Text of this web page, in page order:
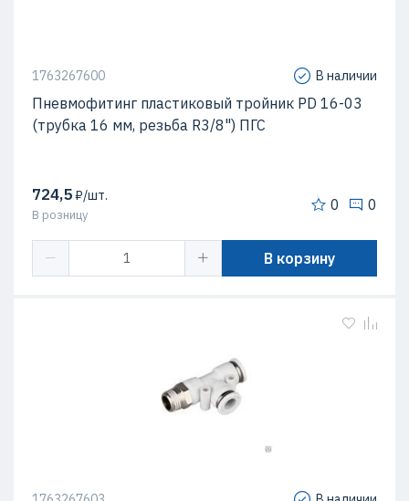
1763267600 В наличии
Пневмофитинг пластиковый тройник PD 16-03
(трубка 16 мм, резьба R3/8") ПГС
724,5₽/шт.
В розницу
0 0
В корзину